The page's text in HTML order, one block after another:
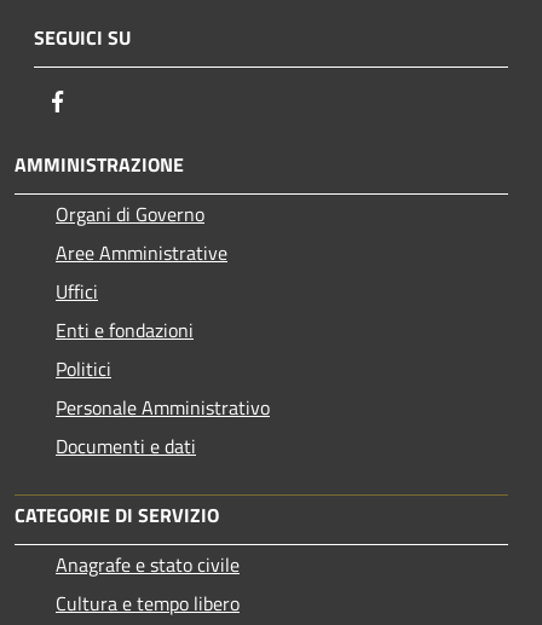
SEGUICI SU
AMMINISTRAZIONE
Organi di Governo
Aree Amministrative
Uffici
Enti e fondazioni
Politici
Personale Amministrativo
Documenti e dati
CATEGORIE DI SERVIZIO
Anagrafe e stato civile
Cultura e tempo libero